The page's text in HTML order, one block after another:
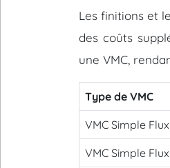
Les finitions et
des coûts
une VMC,
Type de VMC
VMC Simple
VMC Simple